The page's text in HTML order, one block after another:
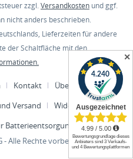
✕
zzgl.Versandkosten und ggf.
nicht anders beschrieben.
Lieferzeiten für andere
der Schaltfläche mit den
Kontakt
Über uns
Versand
Widerrufsrecht
Batterieentsorgung
AGB
Alle Rechte vorbehalten